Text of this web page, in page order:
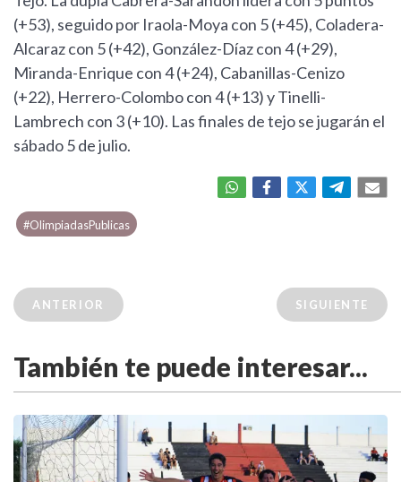
(+53), seguido por Iraola-Moya con 5 (+45), Coladera-
Alcaraz con 5 (+42), González-Díaz con 4 (+29),
Miranda-Enrique con 4 (+24), Cabanillas-Cenizo
(+22), Herrero-Colombo con 4 (+13) y Tinelli-
Lambrech con 3 (+10). Las finales de tejo se jugarán el
sábado 5 de julio.
#OlimpiadasPublicas
ANTERIOR SIGUIENTE
También te puede interesar...